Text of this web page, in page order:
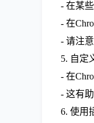
- 在某
- 在
- 请注
5. 自定
- 在
- 这有
6. 使用